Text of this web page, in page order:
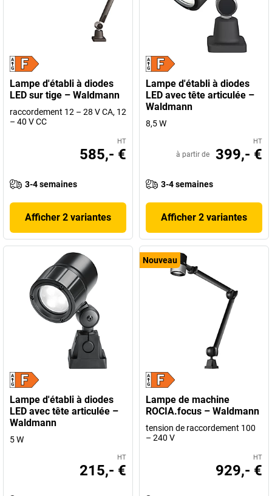
Lampe d'établi à diodes
LED sur tige – Waldmann
raccordement 12 – 28 V CA, 12
– 40 V CC
HT
585,- €
3-4 semaines
Afficher 2 variantes
Lampe d'établi à diodes
LED avec tête articulée –
Waldmann
8,5 W
HT
à partir de 399,- €
3-4 semaines
Afficher 2 variantes
Lampe d'établi à diodes
LED avec tête articulée –
Waldmann
5 W
HT
215,- €
Nouveau
Lampe de machine
ROCIA.focus – Waldmann
tension de raccordement 100
– 240 V
HT
929,- €